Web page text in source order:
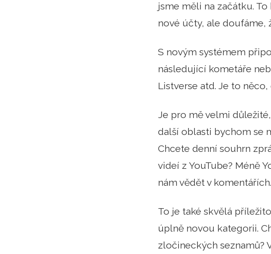
jsme měli na začátku.
nové účty, ale doufáme,
S novým systémem
následující kometáře
Listverse atd. Je to
Je pro mě velmi
další oblasti bychom se
Chcete denní souhrn
videí z YouTube? Méně
nám vědět v komentářích.
To je také skvělá
úplně novou kategorii.
zločineckých seznamů?